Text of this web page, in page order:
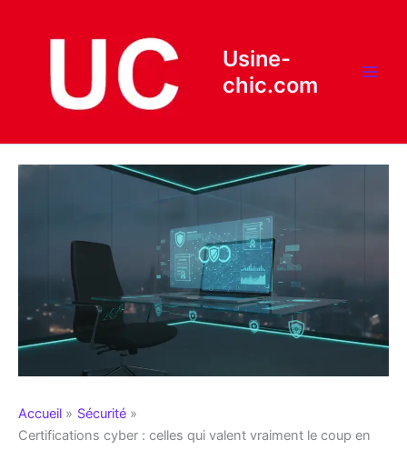
Usine-
chic.com
Accueil
Sécurité
Certifications cyber : celles qui valent vraiment le coup en